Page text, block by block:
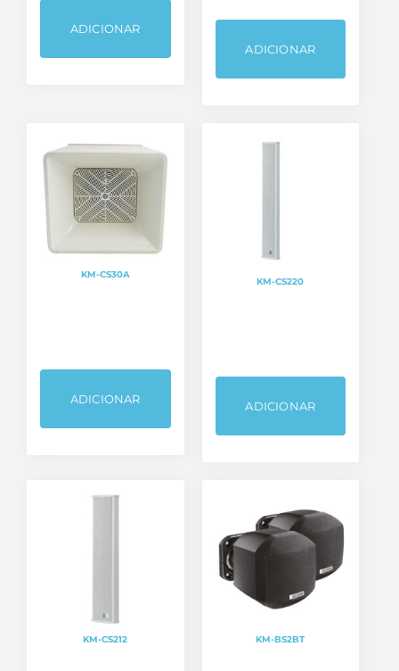
ADICIONAR
ADICIONAR
KM-CS30A
ADICIONAR
KM-CS220
ADICIONAR
KM-CS212 KM-BS2BT